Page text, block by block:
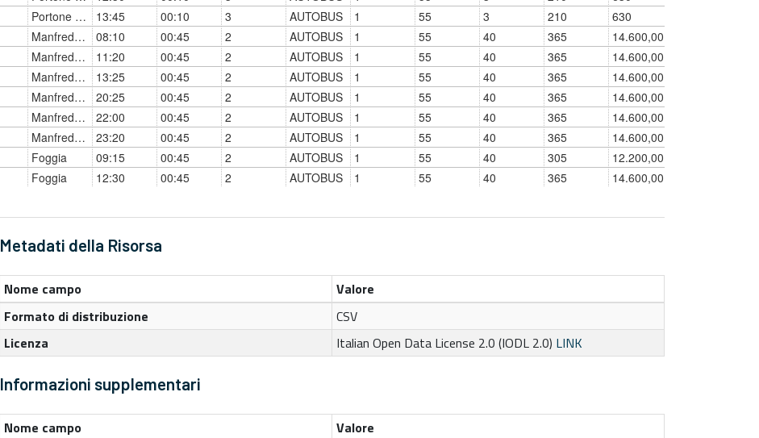
Metadati della Risorsa
Nome campo
Valore
Formato di distribuzione
CSV
Licenza
Italian Open Data License 2.0 (IODL 2.0) LINK
Informazioni supplementari
Nome campo
Valore